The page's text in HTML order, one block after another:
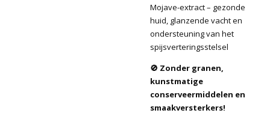
Mojave-extract – gezonde
huid, glanzende vacht en
ondersteuning van het
spijsverteringsstelsel
🚫 Zonder granen,
kunstmatige
conserveermiddelen en
smaakversterkers!